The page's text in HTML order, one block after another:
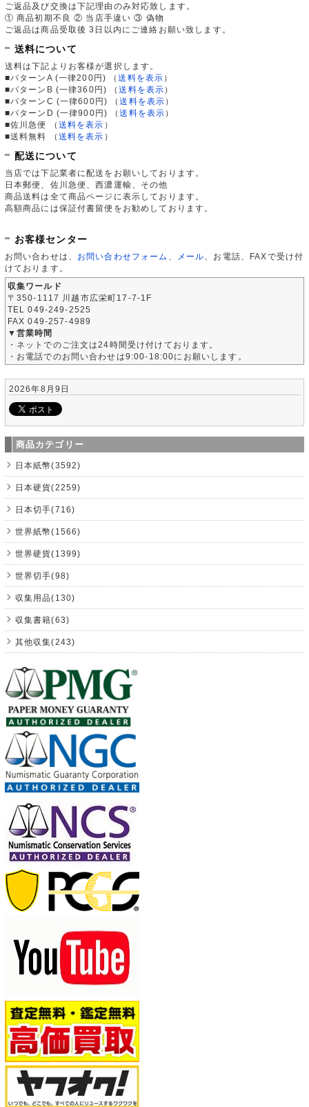
ご返品及び交換は下記理由のみ対応致します。
① 商品初期不良 ② 当店手違い ③ 偽物
ご返品は商品受取後 3日以内にご連絡お願い致します。
送料について
送料は下記よりお客様が選択します。
■パターンA (一律200円)
（送料を表示 ）
■パターンB (一律360円)
（送料を表示 ）
■パターンC (一律600円)
（送料を表示 ）
■パターンD (一律900円)
（送料を表示 ）
■佐川急便
（ 送料を表示 ）
■送料無料
（ 送料を表示 ）
配送について
当店では下記業者に配送をお願いしております。
日本郵便、佐川急便、西濃運輸、その他
商品送料は全て商品ページに表示しております。
高額商品には保証付書留便をお勧めしております。
お客様センター
お問い合わせは、 お問い合わせフォーム メール 、お電話、FAXで受け付
けております。
収集ワールド
〒350-1117 川越市広栄町17-7-1F
TEL 049-249-2525
FAX 049-257-4989
▼営業時間
・ネットでのご注文は24時間受け付けております。
・お電話でのお問い合わせは9:00-18:00にお願いします。
2026年8月9日
商品カテゴリー
日本紙幣(3592)
日本硬貨(2259)
日本切手(716)
世界紙幣(1566)
世界硬貨(1399)
世界切手(98)
収集用品(130)
収集書籍(63)
其他収集(243)